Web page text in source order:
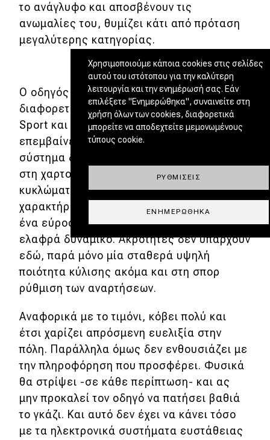
το ανάγλυφο και αποσβένουν τις
ανωμαλίες του, θυμίζει κάτι από πρόταση
μεγαλύτερης κατηγορίας.
Ο οδηγός έχει στη διάθεσή του τέσσερα
διαφορετικά προγράμματα: Eco, Normal,
Sport και Individual. Καθένα εξ αυτών
επεμβαίνει σε διάφορα πεδία, όπως στο
σύστημα διεύθυνσης, στα αμορτισέρ και
στη χαρτογράφηση του ηλεκτρικού
κυκλώματος, μεταβάλλοντας έτσι τον
χαρακτήρα του αυτοκινήτου. Υπολογίστε
ένα εύρος από πολύ άνετο/αποδοτικό έως
ελαφρά δυναμικό. Ακρότητες δεν υπάρχουν
εδώ, παρά μόνο μία σταθερά υψηλή
ποιότητα κύλισης ακόμα και στη σπορ
ρύθμιση των αναρτήσεων.
Αναφορικά με το τιμόνι, κόβει πολύ και
έτσι χαρίζει απρόσμενη ευελιξία στην
πόλη. Παράλληλα όμως δεν ενθουσιάζει με
την πληροφόρηση που προσφέρει. Φυσικά
θα στρίψει -σε κάθε περίπτωση- και ας
μην προκαλεί τον οδηγό να πατήσει βαθιά
το γκάζι. Και αυτό δεν έχει να κάνει τόσο
με τα ηλεκτρονικά συστήματα ευστάθειας
Χρησιμοποιούμε κάποια cookies στις σελίδες
αυτού του ιστότοπου για την καλύτερη
λειτουργία και την ενημέρωσή σας. Εάν
επιλέξετε "Ενημερώθηκα", συναινείτε στη
χρήση όλων των cookies, διαφορετικά
μπορείτε να αποδεχτείτε μεμονωμένους
τύπους cookie.
ΡΥΘΜΊΣΕΙΣ
ΕΝΗΜΕΡΏΘΗΚΑ